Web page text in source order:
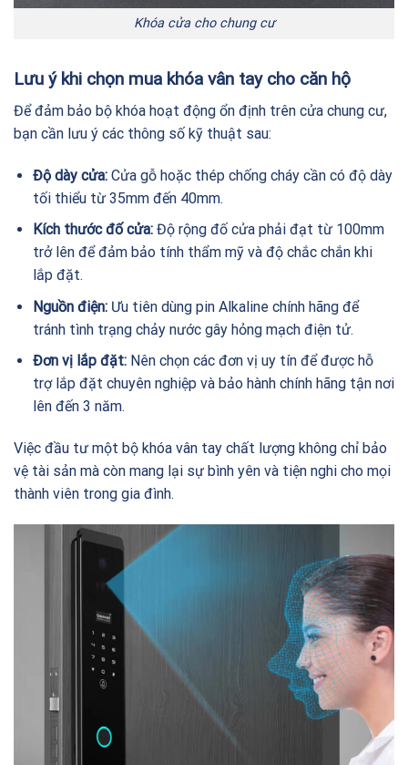
Khóa cửa cho chung cư
Lưu ý khi chọn mua khóa vân tay cho căn hộ
Để đảm bảo bộ khóa hoạt động ổn định trên cửa chung cư,
bạn cần lưu ý các thông số kỹ thuật sau:
Độ dày cửa:Cửa gỗ hoặc thép chống cháy cần có độ dày
tối thiểu từ 35mm đến 40mm.
Kích thước đố cửa:Độ rộng đố cửa phải đạt từ 100mm
trở lên để đảm bảo tính thẩm mỹ và độ chắc chắn khi
lắp đặt.
Nguồn điện:Ưu tiên dùng pin Alkaline chính hãng để
tránh tình trạng chảy nước gây hỏng mạch điện tử.
Đơn vị lắp đặt:Nên chọn các đơn vị uy tín để được hỗ
trợ lắp đặt chuyên nghiệp và bảo hành chính hãng tận nơi
lên đến 3 năm.
Việc đầu tư một bộ khóa vân tay chất lượng không chỉ bảo
vệ tài sản mà còn mang lại sự bình yên và tiện nghi cho mọi
thành viên trong gia đình.